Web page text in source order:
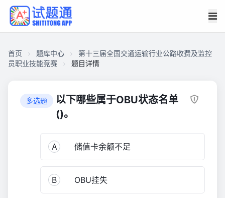
首页 题库中心
第十三届全国交通运输行业公路收费及监控
员职业技能竞赛
题目详情
多选题
以下哪些属于OBU状态名单
()。
A 储值卡余额不足
B OBU挂失